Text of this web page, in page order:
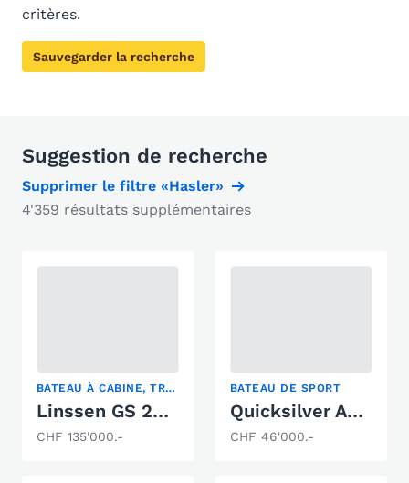
critères.
Sauvegarder la recherche
Suggestion de recherche
Supprimer le filtre «Hasler»
4'359 résultats supplémentaires
BATEAU À CABINE, TRAWLER
Linssen GS 25.9 avec place
CHF 135'000.-
BATEAU DE SPORT
Quicksilver Activ 605 Sundeck
CHF 46'000.-